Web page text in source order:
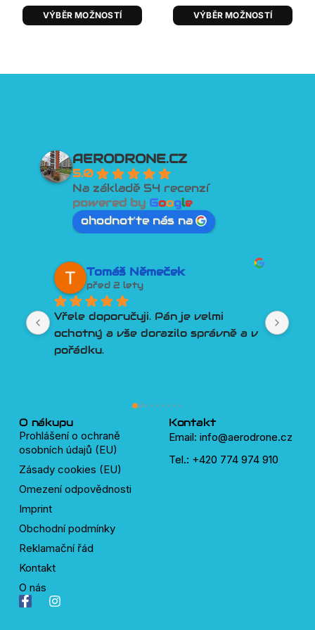
VÝBĚR MOŽNOSTÍ VÝBĚR MOŽNOSTÍ
F
a
I
AERODRONE.CZ
5.0
Na základě 54 recenzí
powered by Google
ohodnoťte nás na
Tomáš Němeček
před 2 lety
Vřele doporučuji. Pán je velmi
ochotný a vše dorazilo správně a v
pořádku.
O nákupu
Prohlášení o ochraně
osobních údajů (EU)
Zásady cookies (EU)
Omezení odpovědnosti
Imprint
Obchodní podmínky
Reklamační řád
Kontakt
O nás
Kontakt
Email: info@aerodrone.cz
Tel.: +420 774 974 910